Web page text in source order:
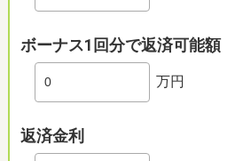
ボーナス1回分で返済可能額
万円
返済金利